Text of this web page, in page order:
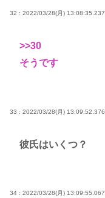
32 : 2022/03/28(月) 13:08:35.237
>>30
そうです
33 : 2022/03/28(月) 13:09:52.376
彼氏はいくつ？
34 : 2022/03/28(月) 13:09:55.067